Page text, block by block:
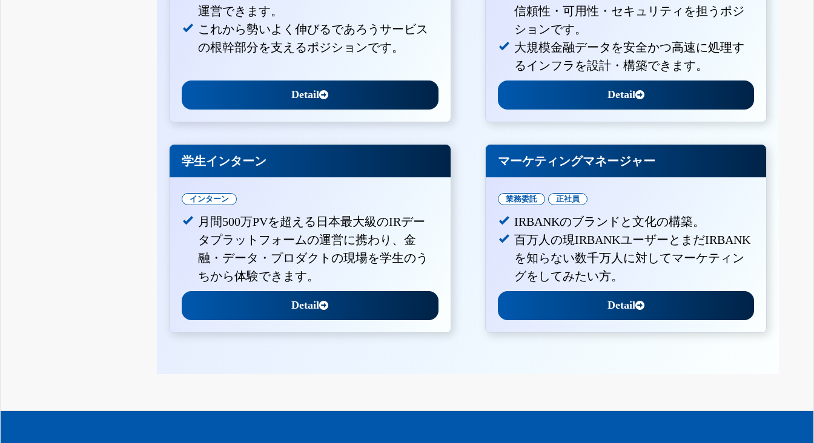
運営できます。
これから勢いよく伸びるであろうサービス
の根幹部分を支えるポジションです。
Detail
信頼性・可用性・セキュリティを担うポジ
ションです。
大規模金融データを安全かつ高速に処理す
るインフラを設計・構築できます。
Detail
学生インターン
インターン
月間500万PVを超える日本最大級のIRデー
タプラットフォームの運営に携わり、金
融・データ・プロダクトの現場を学生のう
ちから体験できます。
Detail
マーケティングマネージャー
業務委託 正社員
IRBANKのブランドと文化の構築。
百万人の現IRBANKユーザーとまだIRBANK
を知らない数千万人に対してマーケティン
グをしてみたい方。
Detail